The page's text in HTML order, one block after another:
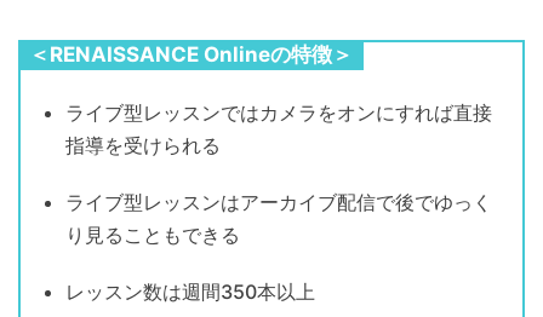
＜RENAISSANCE Onlineの特徴＞
ライブ型レッスンではカメラをオンにすれば直接
指導を受けられる
ライブ型レッスンはアーカイブ配信で後でゆっく
り見ることもできる
レッスン数は週間350本以上